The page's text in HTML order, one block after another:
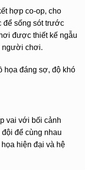
hợp co-op, cho
để sống sót trước
được thiết kế ngẫu
người chơi.
họa đáng sợ, độ khó
vai với bối cảnh
để cùng nhau
hiện đại và hệ